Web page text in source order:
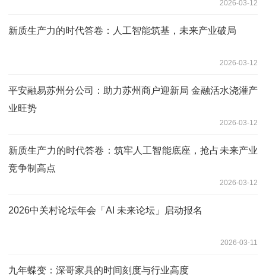
2026-03-12
新质生产力的时代答卷：人工智能筑基，未来产业破局
2026-03-12
平安融易苏州分公司：助力苏州商户迎新局 金融活水浇灌产
业旺势
2026-03-12
新质生产力的时代答卷：筑牢人工智能底座，抢占未来产业
竞争制高点
2026-03-12
2026中关村论坛年会「AI 未来论坛」启动报名
2026-03-11
九年蝶变：深哥家具的时间刻度与行业高度